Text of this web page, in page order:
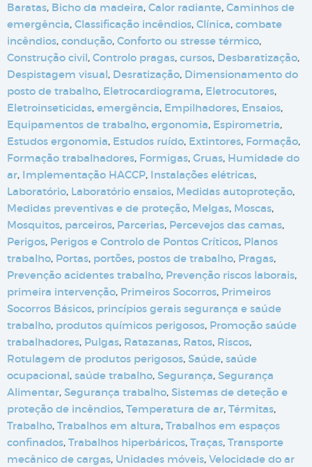
Baratas, Bicho da madeira, Calor radiante, Caminhos de
emergência, Classificação incêndios, Clínica, combate
incêndios, condução, Conforto ou stresse térmico,
Construção civil, Controlo pragas, cursos, Desbaratização,
Despistagem visual, Desratização, Dimensionamento do
posto de trabalho, Eletrocardiograma, Eletrocutores,
Eletroinseticidas, emergência, Empilhadores, Ensaios,
Equipamentos de trabalho, ergonomia, Espirometria,
Estudos ergonomia, Estudos ruído, Extintores, Formação,
Formação trabalhadores, Formigas, Gruas, Humidade do
ar, Implementação HACCP, Instalações elétricas,
Laboratório, Laboratório ensaios, Medidas autoproteção,
Medidas preventivas e de proteção, Melgas, Moscas,
Mosquitos, parceiros, Parcerias, Percevejos das camas,
Perigos, Perigos e Controlo de Pontos Críticos, Planos
trabalho, Portas, portões, postos de trabalho, Pragas,
Prevenção acidentes trabalho, Prevenção riscos laborais,
primeira intervenção, Primeiros Socorros, Primeiros
Socorros Básicos, princípios gerais segurança e saúde
trabalho, produtos químicos perigosos, Promoção saúde
trabalhadores, Pulgas, Ratazanas, Ratos, Riscos,
Rotulagem de produtos perigosos, Saúde, saúde
ocupacional, saúde trabalho, Segurança, Segurança
Alimentar, Segurança trabalho, Sistemas de deteção e
proteção de incêndios, Temperatura de ar, Térmitas,
Trabalho, Trabalhos em altura, Trabalhos em espaços
confinados, Trabalhos hiperbáricos, Traças, Transporte
mecânico de cargas, Unidades móveis, Velocidade do ar